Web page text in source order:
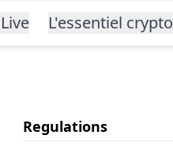
L'essentiel crypto
Regulations